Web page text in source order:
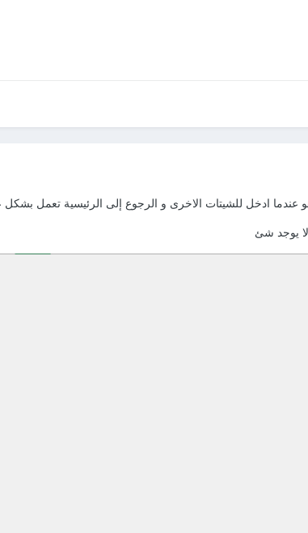
ادخل للشيتات الاخرى و الرجوع إلى الرئيسية تعمل بشكل
لا يوجد شئ